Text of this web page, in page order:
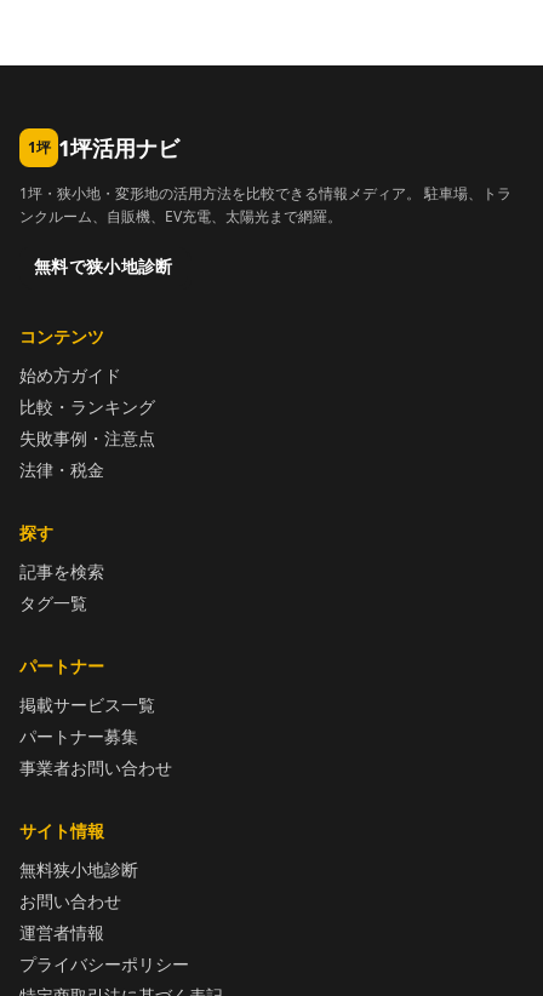
1坪 1坪活用ナビ
1坪・狭小地・変形地の活用方法を比較できる情報メディア。 駐車場、トラ
ンクルーム、自販機、EV充電、太陽光まで網羅。
無料で狭小地診断
コンテンツ
始め方ガイド
比較・ランキング
失敗事例・注意点
法律・税金
探す
記事を検索
タグ一覧
パートナー
掲載サービス一覧
パートナー募集
事業者お問い合わせ
サイト情報
無料狭小地診断
お問い合わせ
運営者情報
プライバシーポリシー